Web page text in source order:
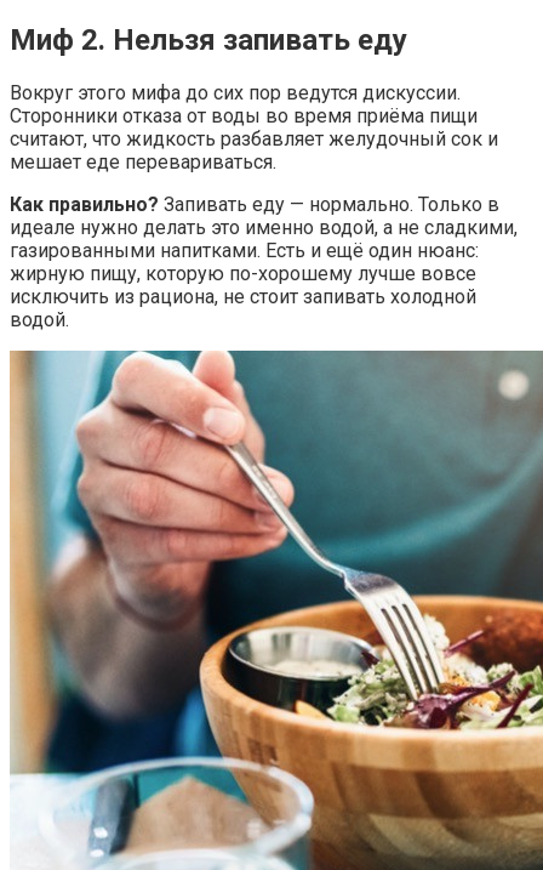
Миф 2. Нельзя запивать еду
Вокруг этого мифа до сих пор ведутся дискуссии.
Сторонники отказа от воды во время приёма пищи
считают, что жидкость разбавляет желудочный сок и
мешает еде перевариваться.
Как правильно? Запивать еду — нормально. Только в
идеале нужно делать это именно водой, а не сладкими,
газированными напитками. Есть и ещё один нюанс:
жирную пищу, которую по-хорошему лучше вовсе
исключить из рациона, не стоит запивать холодной
водой.